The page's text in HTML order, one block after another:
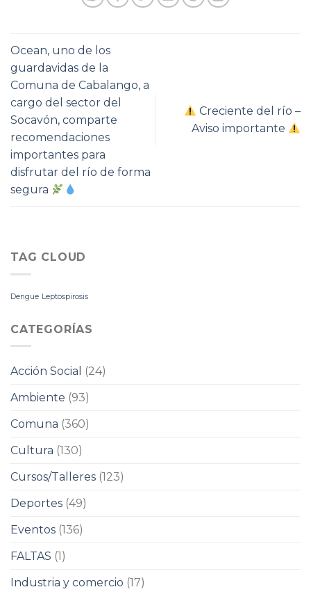
Ocean, uno de los
guardavidas de la
Comuna de Cabalango, a
cargo del sector del
Socavón, comparte
recomendaciones
importantes para
disfrutar del río de forma
segura
Creciente del río –
Aviso importante
TAG CLOUD
Dengue Leptospirosis
CATEGORÍAS
Acción Social
(24)
Ambiente (93)
Comuna (360)
Cultura (130)
Cursos/Talleres (123)
Deportes (49)
Eventos (136)
FALTAS (1)
Industria y comercio (17)